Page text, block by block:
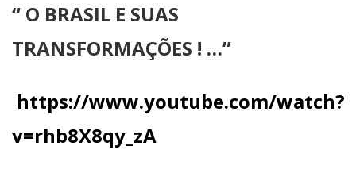
“ O BRASIL E SUAS
TRANSFORMAÇÕES ! …”
https://www.youtube.com/watch?
v=rhb8X8qy_zA